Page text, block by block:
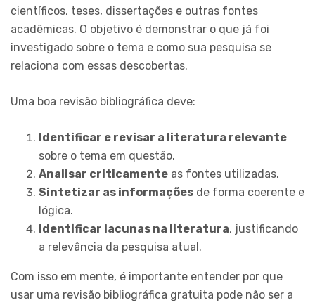
científicos, teses, dissertações e outras fontes
acadêmicas. O objetivo é demonstrar o que já foi
investigado sobre o tema e como sua pesquisa se
relaciona com essas descobertas.
Uma boa revisão bibliográfica deve:
Identificar e revisar a literatura relevante
sobre o tema em questão.
Analisar criticamente as fontes utilizadas.
Sintetizar as informações de forma coerente e
lógica.
Identificar lacunas na literatura, justificando
a relevância da pesquisa atual.
Com isso em mente, é importante entender por que
usar uma revisão bibliográfica gratuita pode não ser a